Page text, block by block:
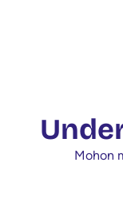
Mohon